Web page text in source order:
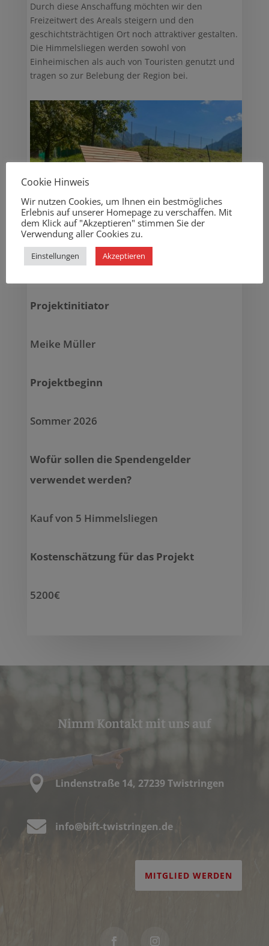
Durch diese Anschaffung möchten wir den
Freizeitwert des Areals steigern und den
geschichtsträchtigen Ort noch attraktiver gestalten.
Die Himmelsliegen werden sowohl von
Einheimischen als auch von Touristen genutzt und
tragen so zur Belebung der Region bei.
Projektinitiator
Meike Müller
Projektbeginn
Sommer 2026
Wofür sollen die Spendengelder
verwendet werden?
Kauf von 5 Himmelsliegen
Kostenschätzung für das Projekt
5200€
Nimm Kontakt mit uns auf
 Lindenstraße 14, 27239 Twistringen
 info@bift-twistringen.de
MITGLIED WERDEN
Cookie Hinweis
Wir nutzen Cookies, um Ihnen ein bestmögliches
Erlebnis auf unserer Homepage zu verschaffen. Mit
dem Klick auf "Akzeptieren" stimmen Sie der
Verwendung aller Cookies zu.
Einstellungen Akzeptieren